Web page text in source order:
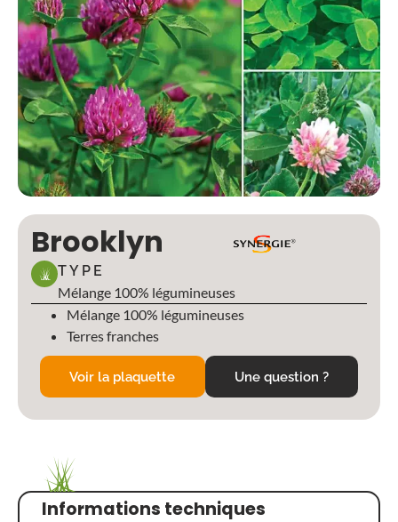
Brooklyn
TYPE
Mélange 100% légumineuses
Mélange 100% légumineuses
Terres franches
Voir la plaquette Une question ?
Informations techniques